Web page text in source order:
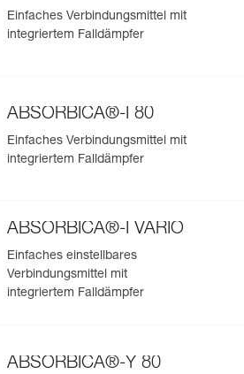
Einfaches Verbindungsmittel mit
integriertem Falldämpfer
ABSORBICA®-I 80
Einfaches Verbindungsmittel mit
integriertem Falldämpfer
ABSORBICA®-I VARIO
Einfaches einstellbares
Verbindungsmittel mit
integriertem Falldämpfer
ABSORBICA®-Y 80